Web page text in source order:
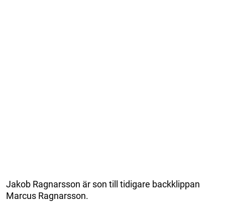
Jakob Ragnarsson är son till tidigare backklippan
Marcus Ragnarsson.